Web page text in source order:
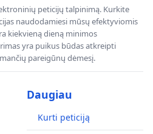
peticijų talpinimą. Kurkite
naudodamiesi mūsų efektyviomis
kiekvieną dieną minimos
yra puikus būdas atkreipti
pareigūnų dėmesį.
Daugiau
Kurti peticiją